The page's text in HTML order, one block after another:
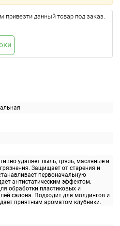
удаляет пыль, грязь, масляные и
Защищает от старения и
первоначальную
антистатическим эффектом.
обработки пластиковых и
салона. Подходит для молдингов и
приятным ароматом клубники.
данный товар под заказ.